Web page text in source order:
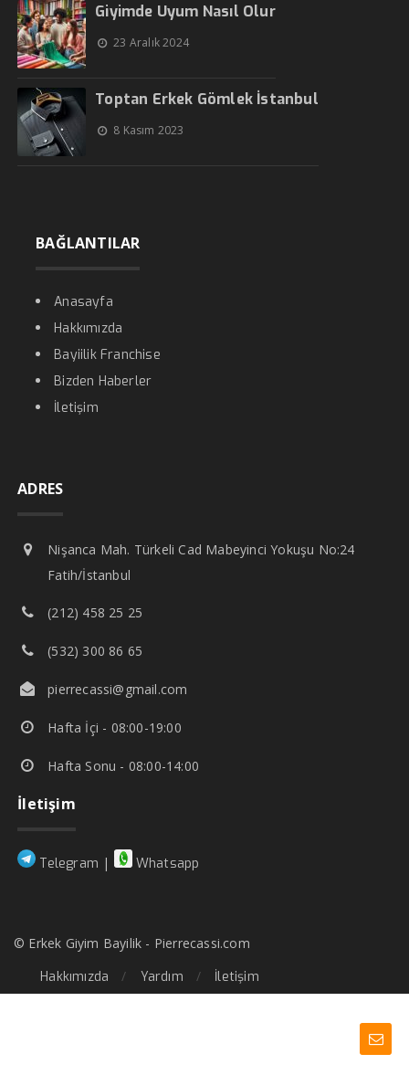
Giyimde Uyum Nasıl Olur
23 Aralık 2024
Toptan Erkek Gömlek İstanbul
8 Kasım 2023
BAĞLANTILAR
Anasayfa
Hakkımızda
Bayiilik Franchise
Bizden Haberler
İletişim
ADRES
Nişanca Mah. Türkeli Cad Mabeyinci Yokuşu No:24
Fatih/İstanbul
(212) 458 25 25
(532) 300 86 65
pierrecassi@gmail.com
Hafta İçi - 08:00-19:00
Hafta Sonu - 08:00-14:00
İletişim
Telegram | Whatsapp
© Erkek Giyim Bayilik - Pierrecassi.com
Hakkımızda
Yardım İletişim